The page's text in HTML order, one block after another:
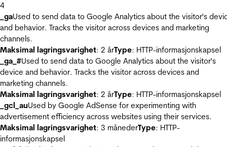
4
_gaUsed to send data to Google Analytics about the visitor's
and behavior. Tracks the visitor across devices and marketing
channels.
Maksimal lagringsvarighet: 2 årType: HTTP-informasjonskapsel
_ga_#Used to send data to Google Analytics about the visitor's
device and behavior. Tracks the visitor across devices and
marketing channels.
Maksimal lagringsvarighet: 2 årType: HTTP-informasjonskapsel
_gcl_auUsed by Google AdSense for experimenting with
advertisement efficiency across websites using their services.
Maksimal lagringsvarighet: 3 månederType: HTTP-
informasjonskapsel